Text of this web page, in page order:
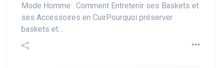
Mode Homme : Comment Entretenir ses Baskets et
ses Accessoires en CuirPourquoi préserver
baskets et…